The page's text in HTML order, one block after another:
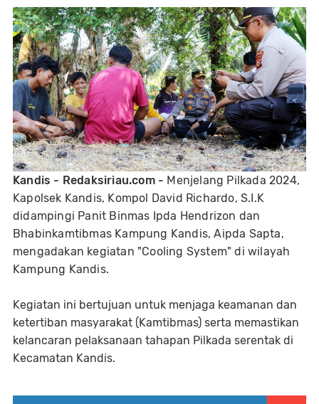
Kandis - Redaksiriau.com - Menjelang Pilkada 2024,
Kapolsek Kandis, Kompol David Richardo, S.I.K
didampingi Panit Binmas Ipda Hendrizon dan
Bhabinkamtibmas Kampung Kandis, Aipda Sapta,
mengadakan kegiatan "Cooling System" di wilayah
Kampung Kandis.
Kegiatan ini bertujuan untuk menjaga keamanan dan
ketertiban masyarakat (Kamtibmas) serta memastikan
kelancaran pelaksanaan tahapan Pilkada serentak di
Kecamatan Kandis.